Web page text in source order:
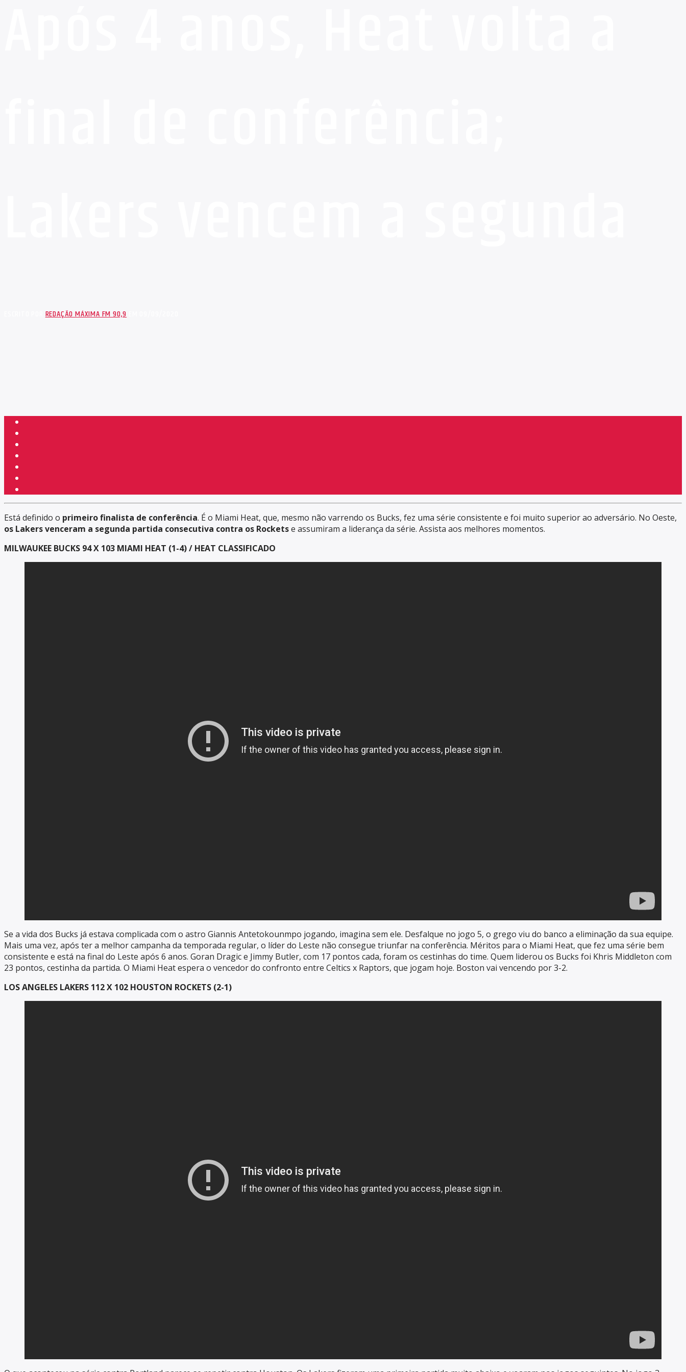
ESCRITO PORREDAÇÃO MÁXIMA FM 90,9EM 09/09/2020
Está definido o primeiro finalista de conferência. É o Miami Heat, que, mesmo não varrendo os Bucks, fez uma série consistente e foi muito superior ao adversário. No Oeste,
os Lakers venceram a segunda partida consecutiva contra os Rocketse assumiram a liderança da série. Assista aos melhores momentos.
MILWAUKEE BUCKS 94 X 103 MIAMI HEAT (1-4) / HEAT CLASSIFICADO
Se a vida dos Bucks já estava complicada com o astro Giannis Antetokounmpo jogando, imagina sem ele. Desfalque no jogo 5, o grego viu do banco a eliminação da sua equipe.
Mais uma vez, após ter a melhor campanha da temporada regular, o líder do Leste não consegue triunfar na conferência. Méritos para o Miami Heat, que fez uma série bem
consistente e está na final do Leste após 6 anos. Goran Dragic e Jimmy Butler, com 17 pontos cada, foram os cestinhas do time. Quem liderou os Bucks foi Khris Middleton com
23 pontos, cestinha da partida. O Miami Heat espera o vencedor do confronto entre Celtics x Raptors, que jogam hoje. Boston vai vencendo por 3-2.
LOS ANGELES LAKERS 112 X 102 HOUSTON ROCKETS (2-1)